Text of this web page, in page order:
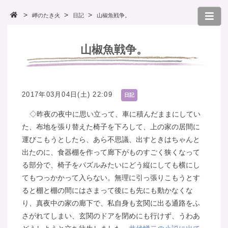
岬のたき火 日記 山椒魚戦争。
山椒魚戦争。
2017年03月04日(土) 22:09 日記
◇昨夜の夜中に思い立って、車に積んだままにしてい
た、布地を張り替えた椅子を下ろして、上の家の居間に
運びこもうとしたら、あら不思議、出すときはちゃんと
出たのに、食器棚を作って廊下がものすごく狭くなって
る部分で、椅子をパズルみたいにどう縦にしても横にし
てもつっかかって入らない。無理に引っ張りこもうとす
ると棚と棚の間にはさまって後にも先にも動かなくな
り、真夜中の家の廊下で、私自身も玄関に出る通路をふ
さがれてしまい、玄関のドアを閉めにも行けず、うわあ